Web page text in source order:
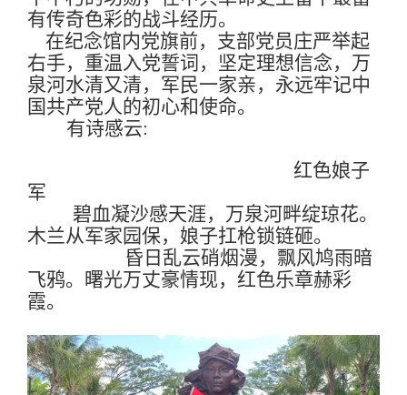
有传奇色彩的战斗经历。
在纪念馆内党旗前，支部党员庄严举起
右手，重温入党誓词，坚定理想信念，万
泉河水清又清，军民一家亲，永远牢记中
国共产党人的初心和使命。
有诗感云:
红色娘子
军
碧血凝沙感天涯，万泉河畔绽琼花。
木兰从军家园保，娘子扛枪锁链砸。
昏日乱云硝烟漫，飘风鸠雨暗
飞鸦。
曙光万丈豪情现，红色乐章赫彩
霞。